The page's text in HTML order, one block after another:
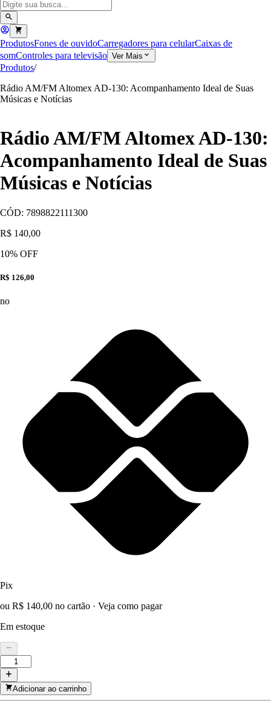
ProdutosFones de ouvidoCarregadores para celularCaixas de
somControles para televisão Ver Mais
Produtos/
Rádio AM/FM Altomex AD-130: Acompanhamento Ideal de Suas
Músicas e Notícias
Rádio AM/FM Altomex AD-130:
Acompanhamento Ideal de Suas
Músicas e Notícias
CÓD: 7898822111300
R$ 140,00
10% OFF
R$ 126,00
no
Pix
ou R$ 140,00 no cartão · Veja como pagar
Em estoque
Adicionar ao carrinho